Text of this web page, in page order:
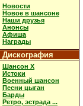
Новости
Новое в шансоне
Наши друзья
Анонсы
Афиша
Награды
Дискография
Шансон X
Истоки
Военный шансон
Песни цыган
Барды
Ретро, эстрада ...